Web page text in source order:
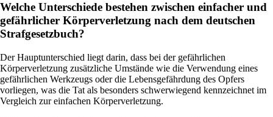
Welche Unterschiede bestehen zwischen einfacher und
gefährlicher Körperverletzung nach dem deutschen
Strafgesetzbuch?
Der Hauptunterschied liegt darin, dass bei der gefährlichen
Körperverletzung zusätzliche Umstände wie die Verwendung eines
gefährlichen Werkzeugs oder die Lebensgefährdung des Opfers
vorliegen, was die Tat als besonders schwerwiegend kennzeichnet im
Vergleich zur einfachen Körperverletzung.